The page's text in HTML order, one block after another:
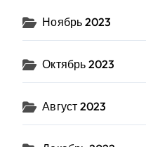
Ноябрь 2023
Октябрь 2023
Август 2023